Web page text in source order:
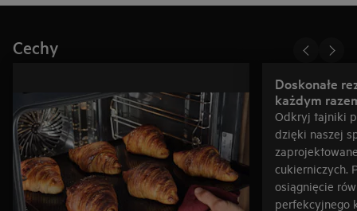
Cechy
Doskonałe
każdym
Odkryj tajniki
dzięki naszej
cukierniczych.
osiągnięcie
perfekcyjnego